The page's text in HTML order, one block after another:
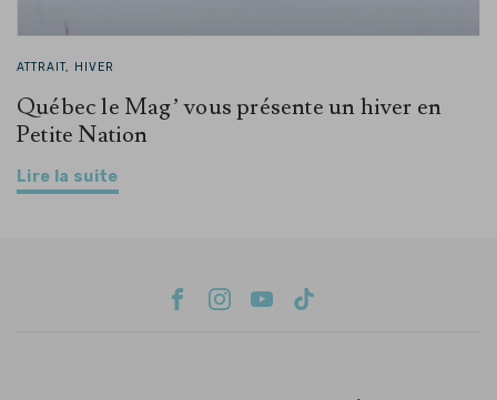
ATTRAIT, HIVER
Québec le Mag’ vous présente un hiver en
Petite Nation
Lire la suite